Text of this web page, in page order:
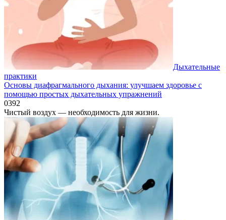
Дыхательные
практики
Основы диафрагмального дыхания: улучшаем здоровье с
помощью простых дыхательных упражнений
0392
Чистый воздух — необходимость для жизни.